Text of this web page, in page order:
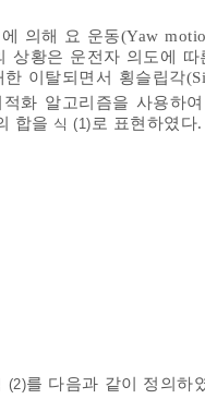
의해 요 운동(Yaw
상황은 운전자 의도에
이탈되면서 횡슬립각
적화 알고리즘을 사용하
합을 식 (1) 로 표현하였다.
(2)를 다음과 같이 정의하